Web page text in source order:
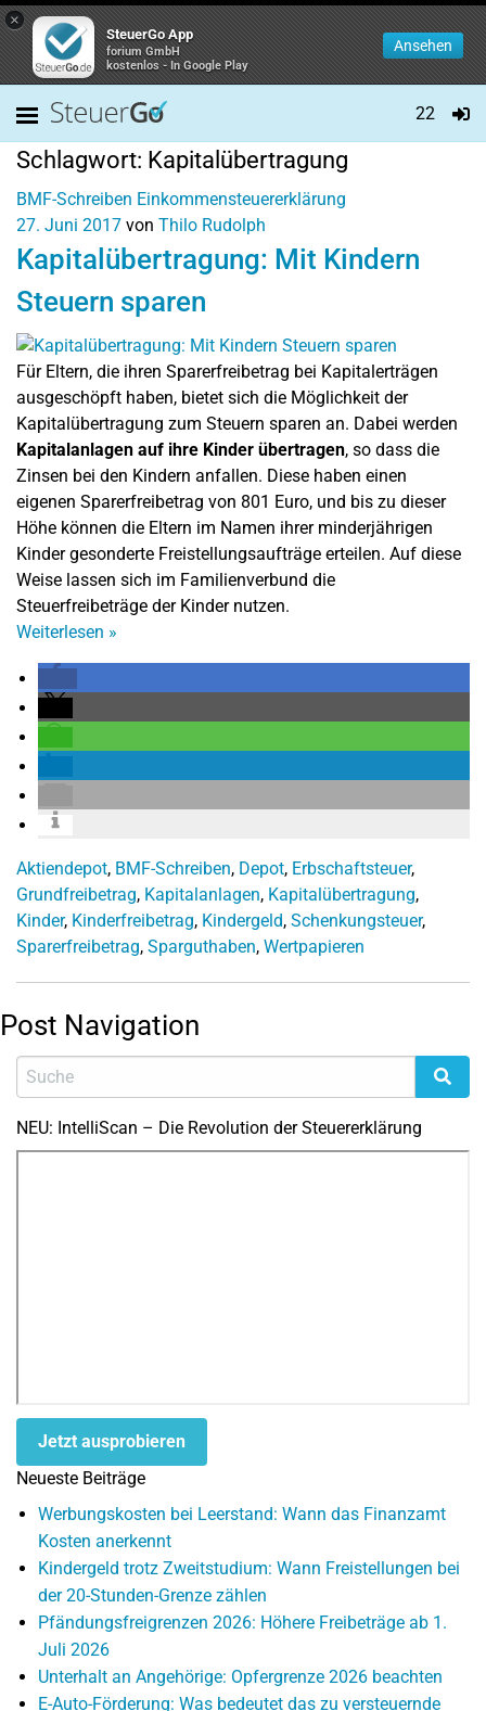
×
SteuerGo App
forium GmbH
kostenlos - In Google Play
Ansehen
22
Schlagwort: Kapitalübertragung
BMF-Schreiben Einkommensteuererklärung
27. Juni 2017 von Thilo Rudolph
Kapitalübertragung: Mit Kindern
Steuern sparen
Für Eltern, die ihren Sparerfreibetrag bei Kapitalerträgen
ausgeschöpft haben, bietet sich die Möglichkeit der
Kapitalübertragung zum Steuern sparen an. Dabei werden
Kapitalanlagen auf ihre Kinder übertragen, so dass die
Zinsen bei den Kindern anfallen. Diese haben einen
eigenen Sparerfreibetrag von 801 Euro, und bis zu dieser
Höhe können die Eltern im Namen ihrer minderjährigen
Kinder gesonderte Freistellungsaufträge erteilen. Auf diese
Weise lassen sich im Familienverbund die
Steuerfreibeträge der Kinder nutzen.
Weiterlesen »
Aktiendepot, BMF-Schreiben, Depot, Erbschaftsteuer,
Grundfreibetrag, Kapitalanlagen, Kapitalübertragung,
Kinder, Kinderfreibetrag, Kindergeld, Schenkungsteuer,
Sparerfreibetrag, Sparguthaben, Wertpapieren
Post Navigation
NEU: IntelliScan – Die Revolution der Steuererklärung
Jetzt ausprobieren
Neueste Beiträge
Werbungskosten bei Leerstand: Wann das Finanzamt
Kosten anerkennt
Kindergeld trotz Zweitstudium: Wann Freistellungen bei
der 20-Stunden-Grenze zählen
Pfändungsfreigrenzen 2026: Höhere Freibeträge ab 1.
Juli 2026
Unterhalt an Angehörige: Opfergrenze 2026 beachten
E-Auto-Förderung: Was bedeutet das zu versteuernde